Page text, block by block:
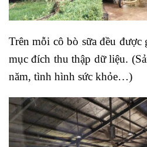
Trên mỗi cô bò sữa đều
mục đích thu thập dữ liệu.
năm, tình hình sức khỏe…)